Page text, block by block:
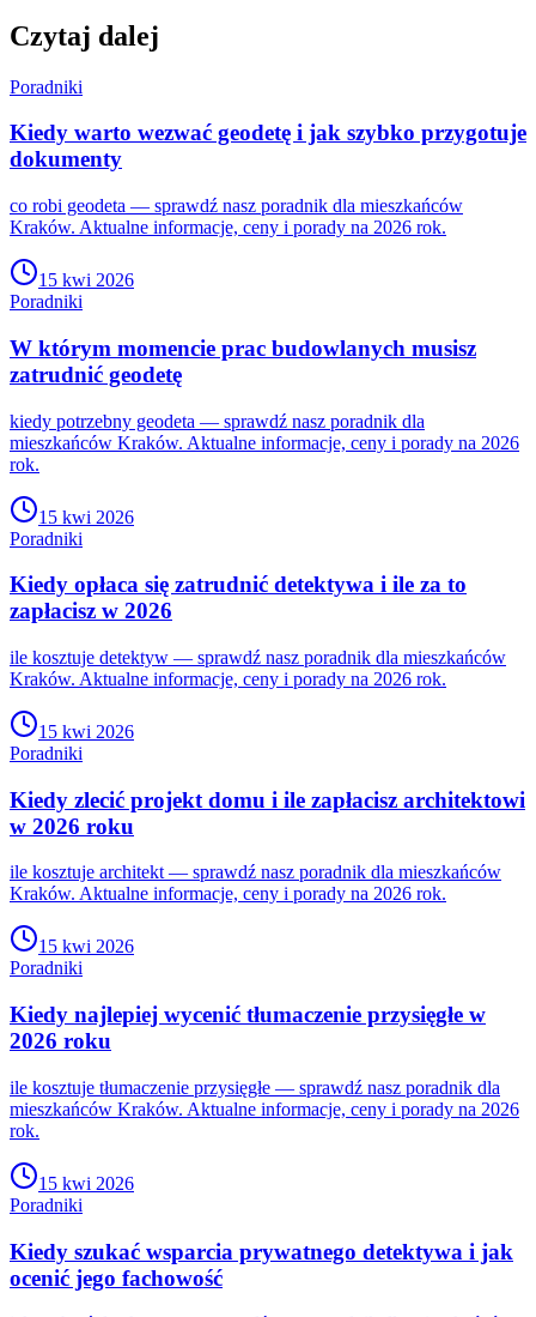
Czytaj dalej
Poradniki
Kiedy warto wezwać geodetę i jak szybko przygotuje
dokumenty
co robi geodeta — sprawdź nasz poradnik dla mieszkańców
Kraków. Aktualne informacje, ceny i porady na 2026 rok.
15 kwi 2026
Poradniki
W którym momencie prac budowlanych musisz
zatrudnić geodetę
kiedy potrzebny geodeta — sprawdź nasz poradnik dla
mieszkańców Kraków. Aktualne informacje, ceny i porady na 2026
rok.
15 kwi 2026
Poradniki
Kiedy opłaca się zatrudnić detektywa i ile za to
zapłacisz w 2026
ile kosztuje detektyw — sprawdź nasz poradnik dla mieszkańców
Kraków. Aktualne informacje, ceny i porady na 2026 rok.
15 kwi 2026
Poradniki
Kiedy zlecić projekt domu i ile zapłacisz architektowi
w 2026 roku
ile kosztuje architekt — sprawdź nasz poradnik dla mieszkańców
Kraków. Aktualne informacje, ceny i porady na 2026 rok.
15 kwi 2026
Poradniki
Kiedy najlepiej wycenić tłumaczenie przysięgłe w
2026 roku
ile kosztuje tłumaczenie przysięgłe — sprawdź nasz poradnik dla
mieszkańców Kraków. Aktualne informacje, ceny i porady na 2026
rok.
15 kwi 2026
Poradniki
Kiedy szukać wsparcia prywatnego detektywa i jak
ocenić jego fachowość